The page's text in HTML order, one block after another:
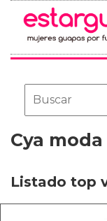
Cya moda
Listado top